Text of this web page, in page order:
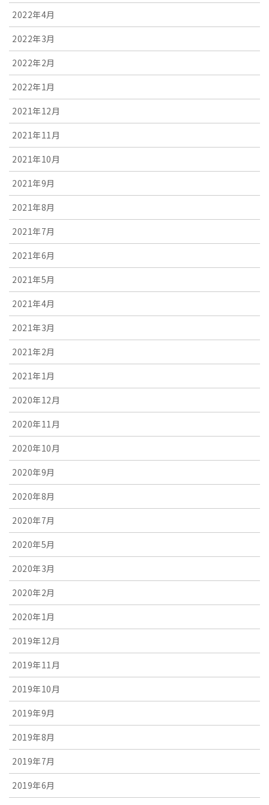
2022年4月
2022年3月
2022年2月
2022年1月
2021年12月
2021年11月
2021年10月
2021年9月
2021年8月
2021年7月
2021年6月
2021年5月
2021年4月
2021年3月
2021年2月
2021年1月
2020年12月
2020年11月
2020年10月
2020年9月
2020年8月
2020年7月
2020年5月
2020年3月
2020年2月
2020年1月
2019年12月
2019年11月
2019年10月
2019年9月
2019年8月
2019年7月
2019年6月